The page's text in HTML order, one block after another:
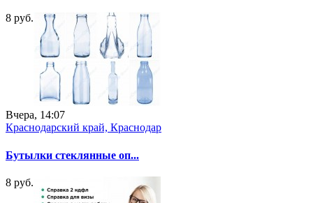
8 руб.
Вчера, 14:07
Краснодарский край, Краснодар
Бутылки стеклянные оп...
8 руб.